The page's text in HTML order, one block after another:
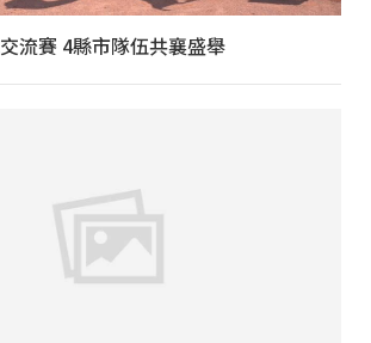
流賽 4縣市隊伍共襄盛舉